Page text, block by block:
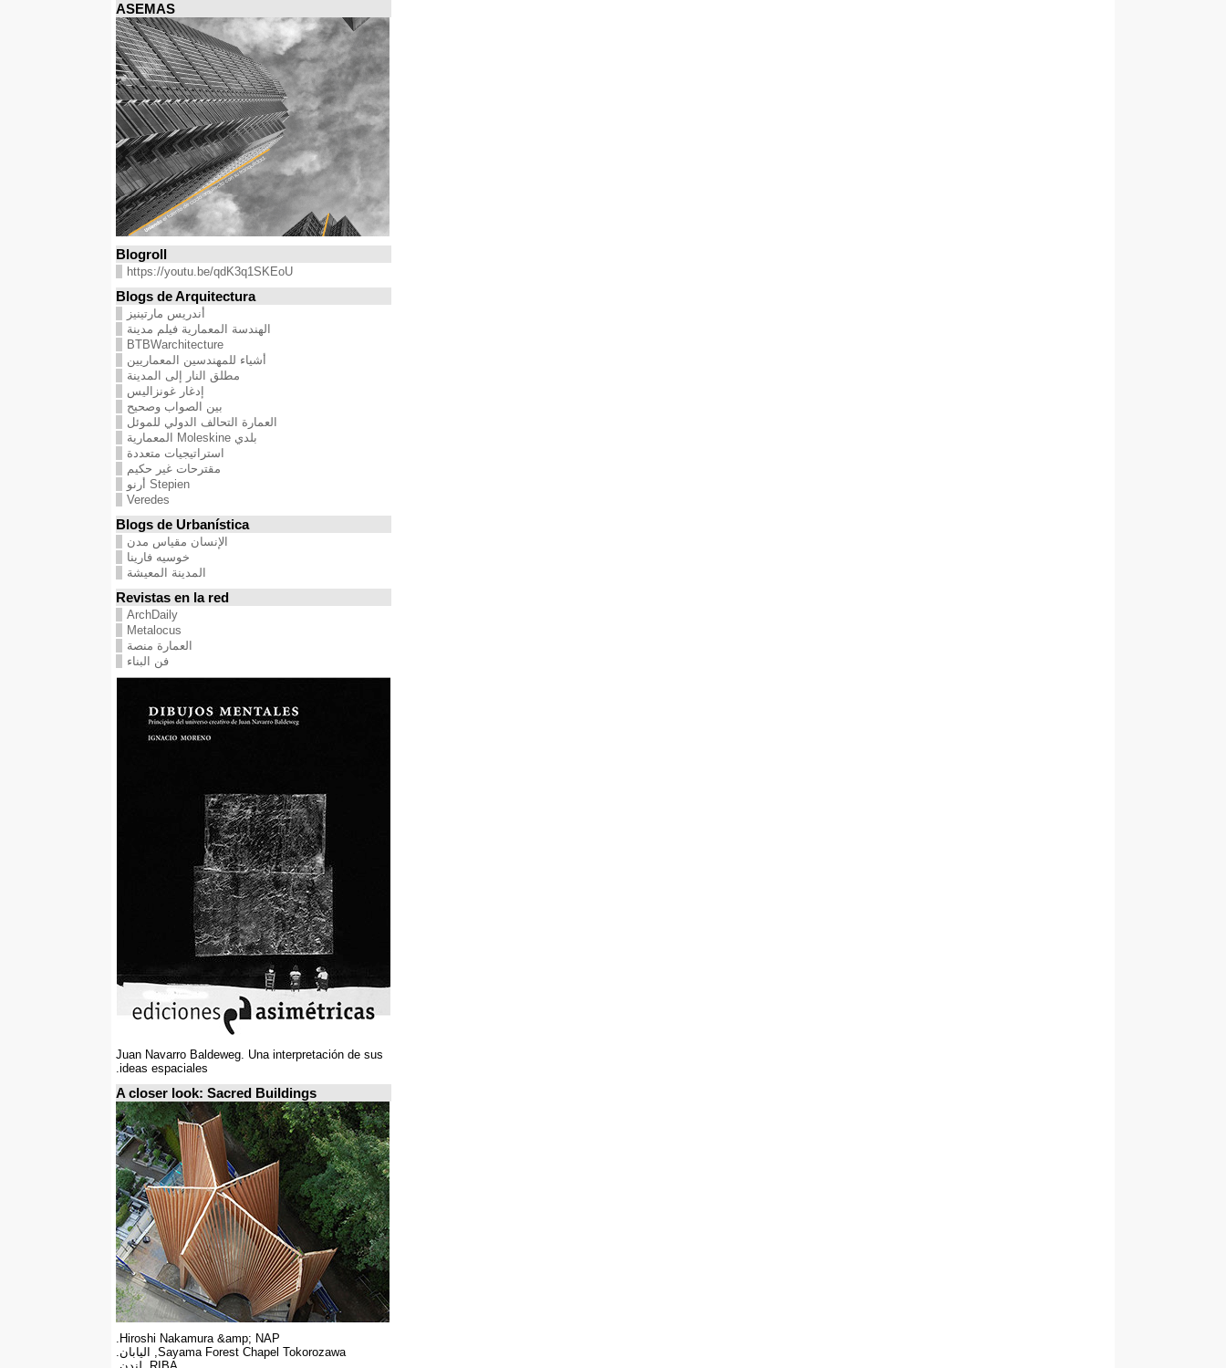
ASEMAS
Blogroll
https://youtu.be/qdK3q1SKEoU
Blogs de Arquitectura
أندريس مارتينيز
الهندسة المعمارية فيلم مدينة
BTBWarchitecture
أشياء للمهندسين المعماريين
مطلق النار إلى المدينة
إدغار غونزاليس
بين الصواب وصحيح
العمارة التحالف الدولي للموئل
بلدي Moleskine المعمارية
استراتيجيات متعددة
مقترحات غير حكيم
Stepien أرنو
Veredes
Blogs de Urbanística
الإنسان مقياس مدن
خوسيه فارينا
المدينة المعيشة
Revistas en la red
ArchDaily
Metalocus
العمارة منصة
فن البناء
Juan Navarro Baldeweg. Una interpretación de sus
ideas espaciales.
A closer look: Sacred Buildings
Hiroshi Nakamura &amp; NAP.
Sayama Forest Chapel Tokorozawa, اليابان.